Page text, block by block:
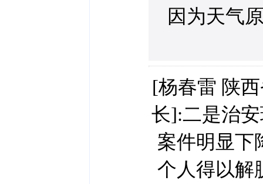
因为天气
[杨春雷 陕
长]:二是治
案件明显下
个人得以解